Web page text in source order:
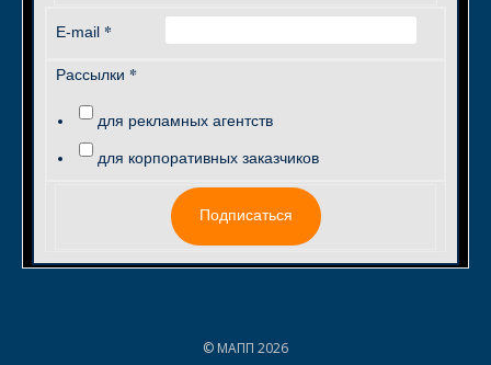
E-mail *
Рассылки *
для рекламных агентств
для корпоративных заказчиков
Подписаться
© МАПП 2026